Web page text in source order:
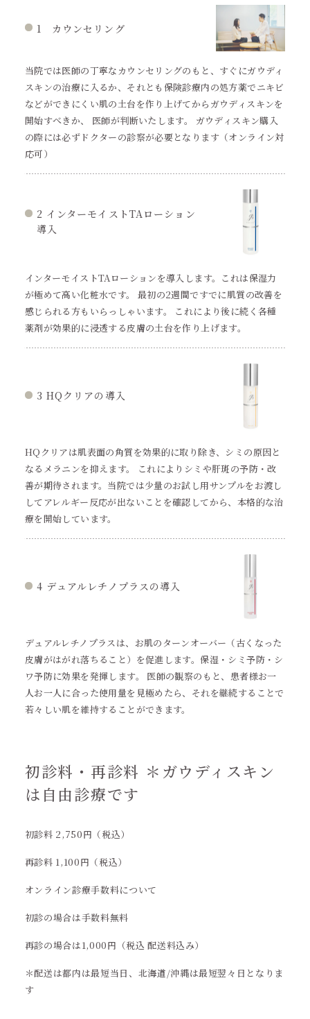
1 カウンセリング
当院では医師の丁寧なカウンセリングのもと、すぐにガウディ
スキンの治療に入るか、それとも保険診療内の処方薬でニキビ
などができにくい肌の土台を作り上げてからガウディスキンを
開始すべきか、 医師が判断いたします。 ガウディスキン購入
の際には必ずドクターの診察が必要となります（オンライン対
応可）
2 インターモイストTAローション
導入
インターモイストTAローションを導入します。これは保湿力
が極めて高い化粧水です。 最初の2週間ですでに肌質の改善を
感じられる方もいらっしゃいます。 これにより後に続く各種
薬剤が効果的に浸透する皮膚の土台を作り上げます。
3 HQクリアの導入
HQクリアは肌表面の角質を効果的に取り除き、シミの原因と
なるメラニンを抑えます。 これによりシミや肝斑の予防・改
善が期待されます。当院では少量のお試し用サンプルをお渡し
してアレルギー反応が出ないことを確認してから、本格的な治
療を開始しています。
4 デュアルレチノプラスの導入
デュアルレチノプラスは、お肌のターンオーバー（古くなった
皮膚がはがれ落ちること）を促進します。保湿・シミ予防・シ
ワ予防に効果を発揮します。 医師の観察のもと、患者様お一
人お一人に合った使用量を見極めたら、それを継続することで
若々しい肌を維持することができます。
初診料・再診料 ＊ガウディスキン
は自由診療です
初診料 2,750円（税込）
再診料 1,100円（税込）
オンライン診療手数料について
初診の場合は手数料無料
再診の場合は1,000円（税込 配送料込み）
＊配送は都内は最短当日、北海道/沖縄は最短翌々日となりま
す